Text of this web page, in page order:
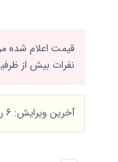
قیمت اعلام شده
نفرات بیش از
آخرین ویرایش: 6 روز قبل